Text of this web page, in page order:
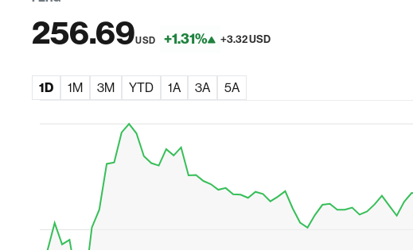
256.69USD +1.31% +3.32 USD
1D 1M 3M YTD 1A 3A 5A